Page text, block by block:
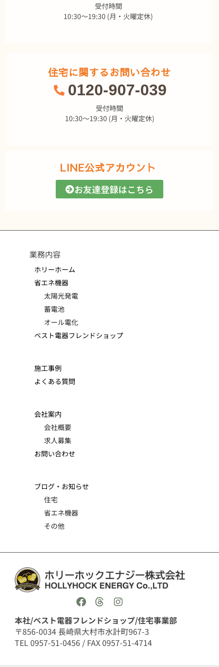
受付時間
10:30～19:30 (月・火曜定休)
住宅に関するお問い合わせ
0120-907-039
受付時間
10:30～19:30 (月・火曜定休)
LINE公式アカウント
お友達登録はこちら
業務内容
ホリーホーム
省エネ機器
太陽光発電
蓄電池
オール電化
ベスト電器フレンドショップ
施工事例
よくある質問
会社案内
会社概要
求人募集
お問い合わせ
ブログ・お知らせ
住宅
省エネ機器
その他
本社/ベスト電器フレンドショップ/住宅事業部
〒856-0034 長崎県大村市水計町967-3
TEL 0957-51-0456 / FAX 0957-51-4714